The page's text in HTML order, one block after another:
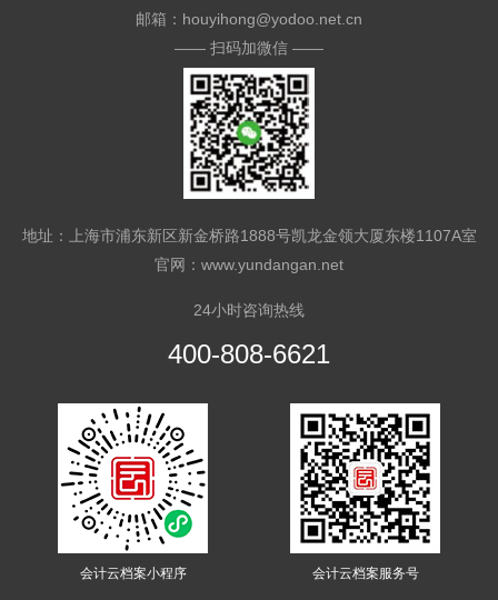
邮箱：houyihong@yodoo.net.cn
—— 扫码加微信 ——
地址：上海市浦东新区新金桥路1888号凯龙金领大厦东楼1107A室
官网：www.yundangan.net
24小时咨询热线
400-808-6621
会计云档案小程序 会计云档案服务号